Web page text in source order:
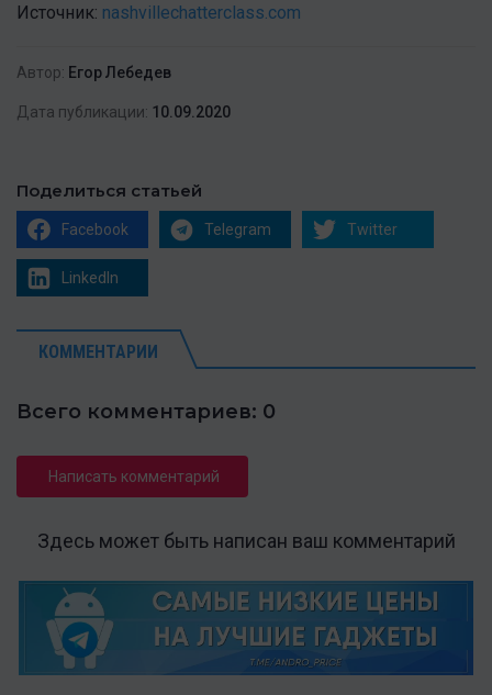
Источник: nashvillechatterclass.com
Автор: Егор Лебедев
Дата публикации: 10.09.2020
Поделиться статьей
Facebook Telegram Twitter
LinkedIn
КОММЕНТАРИИ
Всего комментариев: 0
Написать комментарий
Здесь может быть написан ваш комментарий